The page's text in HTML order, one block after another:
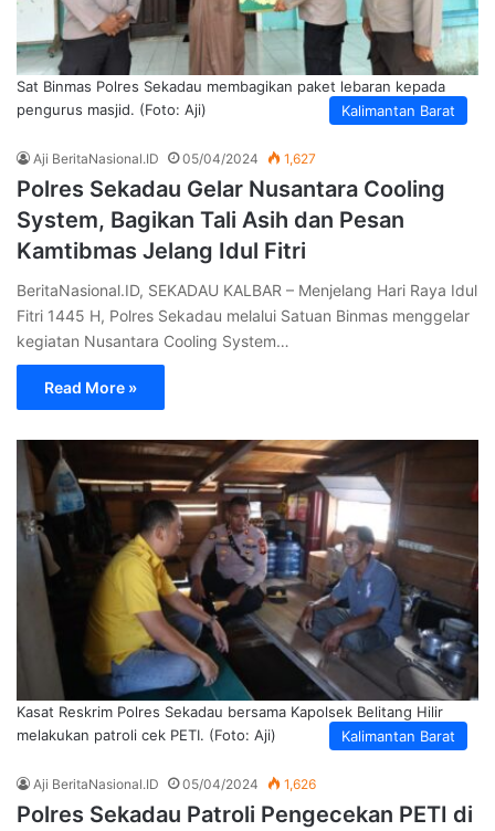
Kalimantan Barat
Sat Binmas Polres Sekadau membagikan paket lebaran kepada
pengurus masjid. (Foto: Aji)
Aji BeritaNasional.ID 05/04/2024 1,627
Polres Sekadau Gelar Nusantara Cooling
System, Bagikan Tali Asih dan Pesan
Kamtibmas Jelang Idul Fitri
BeritaNasional.ID, SEKADAU KALBAR – Menjelang Hari Raya Idul
Fitri 1445 H, Polres Sekadau melalui Satuan Binmas menggelar
kegiatan Nusantara Cooling System…
Read More »
Kalimantan Barat
Kasat Reskrim Polres Sekadau bersama Kapolsek Belitang Hilir
melakukan patroli cek PETI. (Foto: Aji)
Aji BeritaNasional.ID 05/04/2024 1,626
Polres Sekadau Patroli Pengecekan PETI di